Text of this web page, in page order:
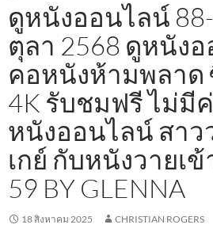
ดูหนังออนไลน์
ตุลา 2568 ดูหนัง
คอหนังห้ามพลาด
4K รับชมฟรี ไม่มี
หนังออนไลน์ สาว
เกย์ กับหนังวายเข้
59 BY GLENNA
18 สิงหาคม 2025 CHRISTIAN ROGERS